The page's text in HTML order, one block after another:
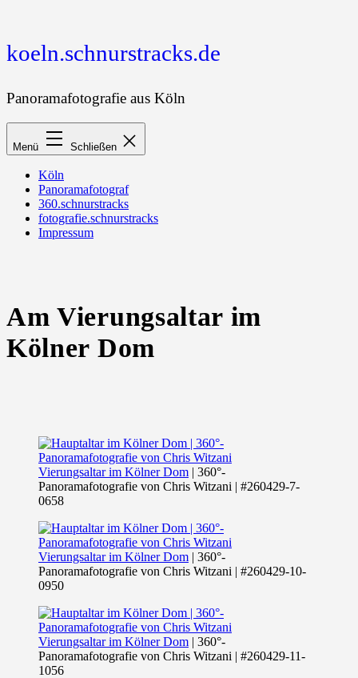
koeln.schnurstracks.de
Panoramafotografie aus Köln
Menü Schließen
Köln
Panoramafotograf
360.schnurstracks
fotografie.schnurstracks
Impressum
Am Vierungsaltar im
Kölner Dom
Vierungsaltar im Kölner Dom | 360°-
Panoramafotografie von Chris Witzani | #260429-7-
0658
Vierungsaltar im Kölner Dom | 360°-
Panoramafotografie von Chris Witzani | #260429-10-
0950
Vierungsaltar im Kölner Dom | 360°-
Panoramafotografie von Chris Witzani | #260429-11-
1056